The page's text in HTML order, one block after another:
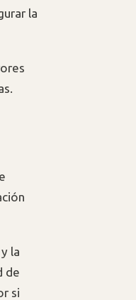
la
la
de
si